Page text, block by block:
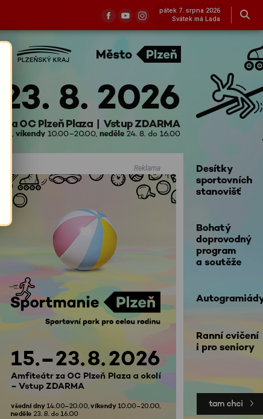
pátek 7. srpna 2026
Svátek má Lada
Reklama